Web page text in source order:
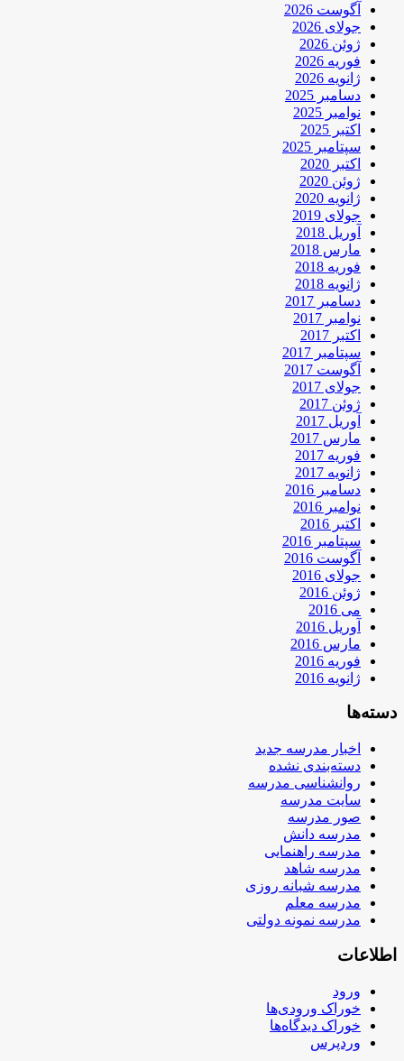
آگوست 2026
جولای 2026
ژوئن 2026
فوریه 2026
ژانویه 2026
دسامبر 2025
نوامبر 2025
اکتبر 2025
سپتامبر 2025
اکتبر 2020
ژوئن 2020
ژانویه 2020
جولای 2019
آوریل 2018
مارس 2018
فوریه 2018
ژانویه 2018
دسامبر 2017
نوامبر 2017
اکتبر 2017
سپتامبر 2017
آگوست 2017
جولای 2017
ژوئن 2017
آوریل 2017
مارس 2017
فوریه 2017
ژانویه 2017
دسامبر 2016
نوامبر 2016
اکتبر 2016
سپتامبر 2016
آگوست 2016
جولای 2016
ژوئن 2016
می 2016
آوریل 2016
مارس 2016
فوریه 2016
ژانویه 2016
دسته‌ها
اخبار مدرسه جدید
دسته‌بندی نشده
روانشناسی مدرسه
سایت مدرسه
صور مدرسه
مدرسه دانش
مدرسه راهنمایی
مدرسه شاهد
مدرسه شبانه روزی
مدرسه معلم
مدرسه نمونه دولتی
اطلاعات
ورود
خوراک ورودی‌ها
خوراک دیدگاه‌ها
وردپرس